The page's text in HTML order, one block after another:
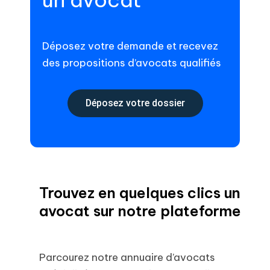
Déposez votre demande et recevez
des propositions d’avocats qualifiés
Déposez votre dossier
Trouvez en quelques clics un
avocat sur notre plateforme
Parcourez notre annuaire d’avocats